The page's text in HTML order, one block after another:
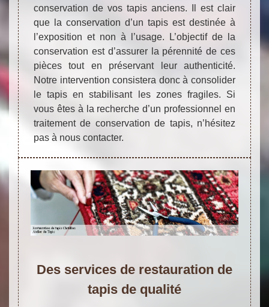
conservation de vos tapis anciens. Il est clair
que la conservation d’un tapis est destinée à
l’exposition et non à l’usage. L’objectif de la
conservation est d’assurer la pérennité de ces
pièces tout en préservant leur authenticité.
Notre intervention consistera donc à consolider
le tapis en stabilisant les zones fragiles. Si
vous êtes à la recherche d’un professionnel en
traitement de conservation de tapis, n’hésitez
pas à nous contacter.
Des services de restauration de
tapis de qualité